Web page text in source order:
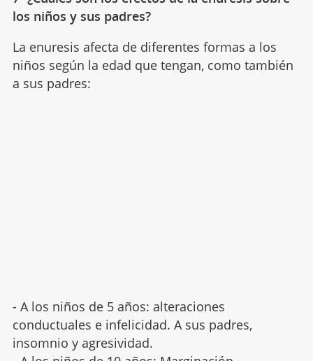
los niños y sus padres?
La enuresis afecta de diferentes formas a los
niños según la edad que tengan, como también
a sus padres:
- A los niños de 5 años: alteraciones
conductuales e infelicidad. A sus padres,
insomnio y agresividad.